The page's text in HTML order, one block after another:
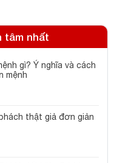
tâm nhất
gì? Ý nghĩa và cách
mệnh
thật giả đơn giản